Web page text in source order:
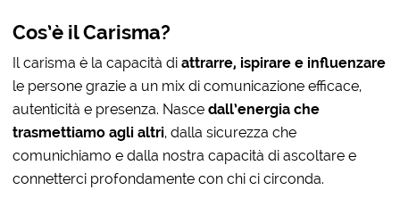
Cos’è il Carisma?
Il carisma è la capacità diattrarre, ispirare e influenzare
le persone grazie a un mix di comunicazione efficace,
autenticità e presenza. Nascedall’energia che
trasmettiamo agli altri, dalla sicurezza che
comunichiamo e dalla nostra capacità di ascoltare e
connetterci profondamente con chi ci circonda.